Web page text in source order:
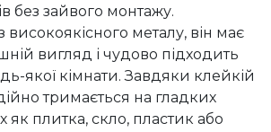
без зайвого монтажу.
високоякісного металу, він має
вигляд і чудово підходить
якої кімнати. Завдяки клейкій
тримається на гладких
як плитка, скло, пластик або